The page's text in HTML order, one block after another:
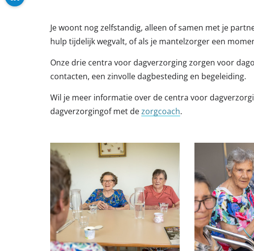
Je woont nog zelfstandig, alleen of samen met je
hulp tijdelijk wegvalt, of als je mantelzorger een
Onze drie centra voor dagverzorging zorgen voor
contacten, een zinvolle dagbesteding en begeleiding.
Wil je meer informatie over de centra voor
dagverzorgingof met dezorgcoach.